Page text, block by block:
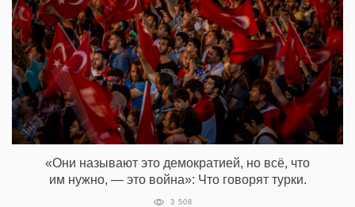
«Они называют это демократией, но всё, что
им нужно, — это война»: Что говорят турки.
3 508